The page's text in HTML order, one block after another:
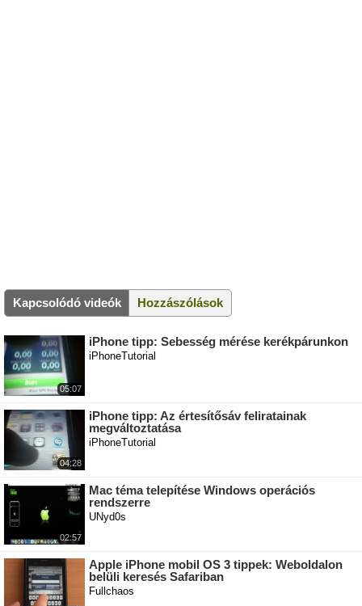
Kapcsolódó videók Hozzászólások
05:07
iPhone tipp: Sebesség mérése kerékpárunkon
iPhoneTutorial
04:28
iPhone tipp: Az értesítősáv feliratainak
megváltoztatása
iPhoneTutorial
02:57
Mac téma telepítése Windows operációs
rendszerre
UNyd0s
Apple iPhone mobil OS 3 tippek: Weboldalon
belüli keresés Safariban
Fullchaos